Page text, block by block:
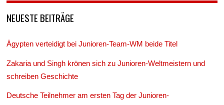
NEUESTE BEITRÄGE
Ägypten verteidigt bei Junioren-Team-WM beide Titel
Zakaria und Singh krönen sich zu Junioren-Weltmeistern und
schreiben Geschichte
Deutsche Teilnehmer am ersten Tag der Junioren-